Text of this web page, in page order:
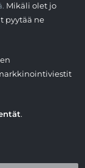
Mikäli olet jo
pyytää ne
.